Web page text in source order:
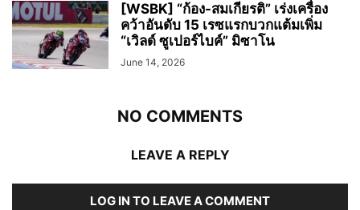
[WSBK] “ก้อง-สมเกียรติ” เร่งเครื่อง
คว้าอันดับ 15 เรซแรกบวกแต้มเพิ่ม
“เวิลด์ ซูเปอร์ไบค์” มิซาโน
June 14, 2026
NO COMMENTS
LEAVE A REPLY
LOG IN TO LEAVE A COMMENT